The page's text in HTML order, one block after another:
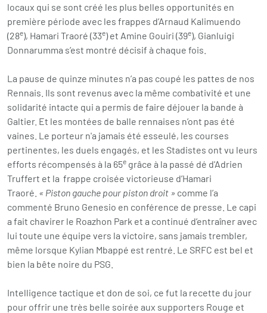
locaux qui se sont créé les plus belles opportunités en
première période avec les frappes d’Arnaud Kalimuendo
(28e), Hamari Traoré (33e) et Amine Gouiri (39e), Gianluigi
Donnarumma s’est montré décisif à chaque fois.
La pause de quinze minutes n’a pas coupé les pattes de nos
Rennais. Ils sont revenus avec la même combativité et une
solidarité intacte qui a permis de faire déjouer la bande à
Galtier. Et les montées de balle rennaises n’ont pas été
vaines. Le porteur n'a jamais été esseulé, les courses
pertinentes, les duels engagés, et les Stadistes ont vu leurs
efforts récompensés à la 65e grâce à la passé dé d'Adrien
Truffert et la frappe croisée victorieuse d’Hamari
Traoré. « Piston gauche pour piston droit » comme l’a
commenté Bruno Genesio en conférence de presse. Le capi
a fait chavirer le Roazhon Park et a continué d’entraîner avec
lui toute une équipe vers la victoire, sans jamais trembler,
même lorsque Kylian Mbappé est rentré. Le SRFC est bel et
bien la bête noire du PSG.
Intelligence tactique et don de soi, ce fut la recette du jour
pour offrir une très belle soirée aux supporters Rouge et